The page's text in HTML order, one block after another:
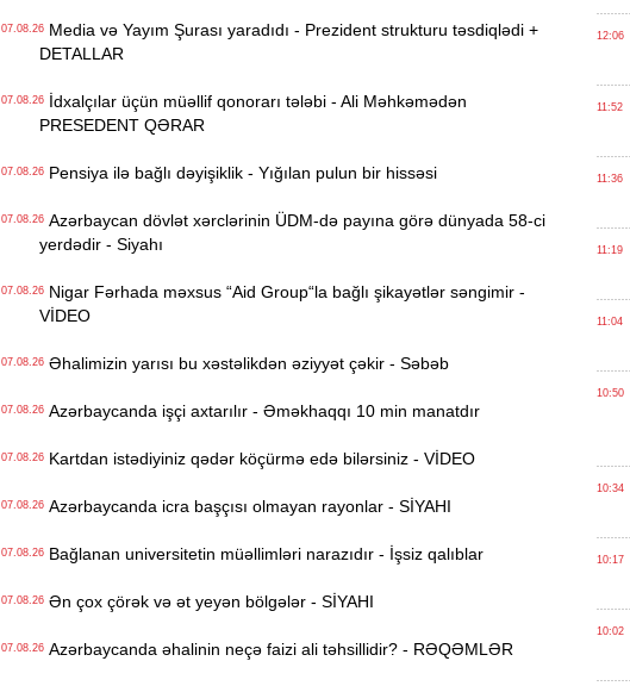
07.08.26Media və Yayım Şurası yaradıdı - Prezident strukturu təsdiqlədi +
DETALLAR
07.08.26İdxalçılar üçün müəllif qonorarı tələbi - Ali Məhkəmədən
PRESEDENT QƏRAR
07.08.26Pensiya ilə bağlı dəyişiklik - Yığılan pulun bir hissəsi
07.08.26Azərbaycan dövlət xərclərinin ÜDM-də payına görə dünyada 58-ci
yerdədir - Siyahı
07.08.26Nigar Fərhada məxsus “Aid Group“la bağlı şikayətlər səngimir -
VİDEO
07.08.26Əhalimizin yarısı bu xəstəlikdən əziyyət çəkir - Səbəb
07.08.26Azərbaycanda işçi axtarılır - Əməkhaqqı 10 min manatdır
07.08.26Kartdan istədiyiniz qədər köçürmə edə bilərsiniz - VİDEO
07.08.26Azərbaycanda icra başçısı olmayan rayonlar - SİYAHI
07.08.26Bağlanan universitetin müəllimləri narazıdır - İşsiz qalıblar
07.08.26Ən çox çörək və ət yeyən bölgələr - SİYAHI
07.08.26Azərbaycanda əhalinin neçə faizi ali təhsillidir? - RƏQƏMLƏR
12:06
11:52
11:36
11:19
11:04
10:50
10:34
10:17
10:02